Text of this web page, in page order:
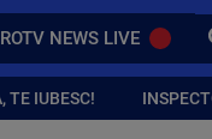
NEWS LIVE
TE IUBESC!